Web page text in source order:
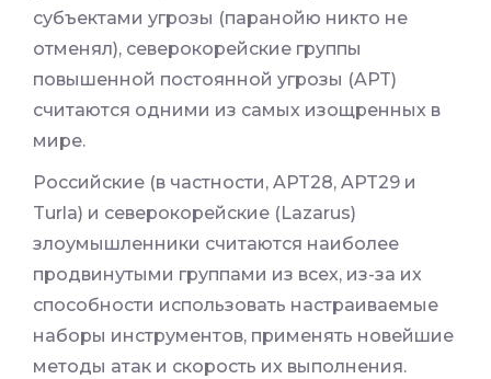
субъектами угрозы (паранойю никто не
отменял), северокорейские группы
повышенной постоянной угрозы (APT)
считаются одними из самых изощренных в
мире.
Российские (в частности, APT28, APT29 и
Turla) и северокорейские (Lazarus)
злоумышленники считаются наиболее
продвинутыми группами из всех, из-за их
способности использовать настраиваемые
наборы инструментов, применять новейшие
методы атак и скорость их выполнения.